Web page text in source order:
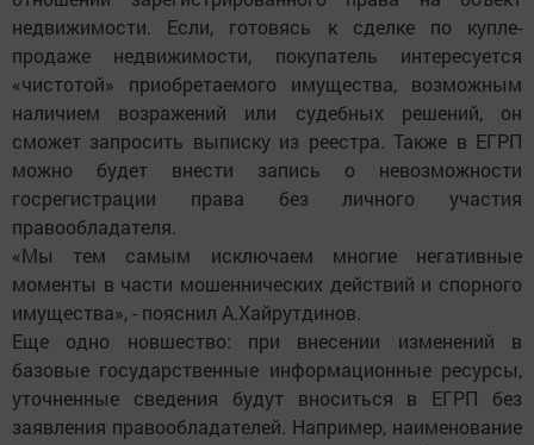
недвижимости. Если, готовясь к сделке по купле-
продаже недвижимости, покупатель интересуется
«чистотой» приобретаемого имущества, возможным
наличием возражений или судебных решений, он
сможет запросить выписку из реестра. Также в ЕГРП
можно будет внести запись о невозможности
госрегистрации права без личного участия
правообладателя.
«Мы тем самым исключаем многие негативные
моменты в части мошеннических действий и спорного
имущества», - пояснил А.Хайрутдинов.
Еще одно новшество: при внесении изменений в
базовые государственные информационные ресурсы,
уточненные сведения будут вноситься в ЕГРП без
заявления правообладателей. Например, наименование